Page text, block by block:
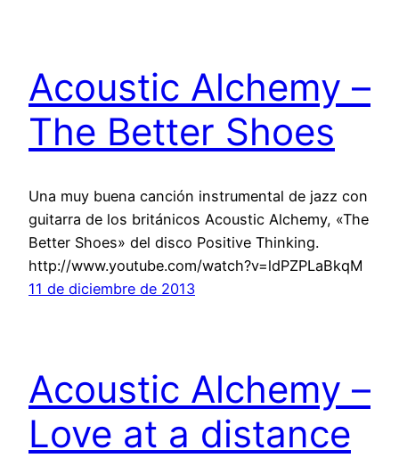
Acoustic Alchemy –
The Better Shoes
Una muy buena canción instrumental de jazz con
guitarra de los británicos Acoustic Alchemy, «The
Better Shoes» del disco Positive Thinking.
http://www.youtube.com/watch?v=ldPZPLaBkqM
11 de diciembre de 2013
Acoustic Alchemy –
Love at a distance